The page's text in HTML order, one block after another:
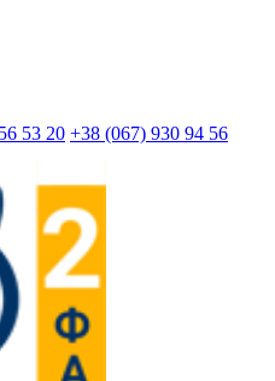
53 20 +38 (067) 930 94 56